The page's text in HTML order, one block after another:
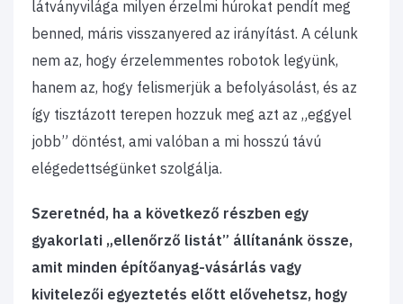
látványvilága milyen érzelmi húrokat pendít meg
benned, máris visszanyered az irányítást. A célunk
nem az, hogy érzelemmentes robotok legyünk,
hanem az, hogy felismerjük a befolyásolást, és az
így tisztázott terepen hozzuk meg azt az „eggyel
jobb” döntést, ami valóban a mi hosszú távú
elégedettségünket szolgálja.
Szeretnéd, ha a következő részben egy
gyakorlati „ellenőrző listát” állítanánk össze,
amit minden építőanyag-vásárlás vagy
kivitelezői egyeztetés előtt elővehetsz, hogy